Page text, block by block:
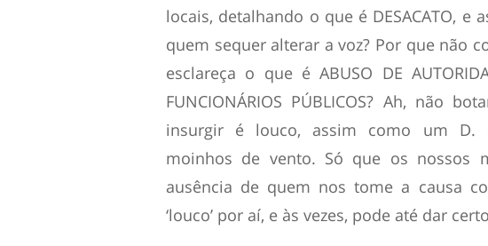
locais, detalhando o que é DESACATO, e
quem sequer alterar a voz? Por que não
esclareça o que é ABUSO DE
FUNCIONÁRIOS PÚBLICOS? Ah, não
insurgir é louco, assim como um D.
moinhos de vento. Só que os nossos
ausência de quem nos tome a causa
‘louco’ por aí, e às vezes, pode até dar